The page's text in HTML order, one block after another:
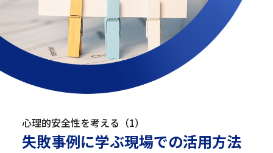
心理的安全性を考える（1）
失敗事例に学ぶ現場での活用方法